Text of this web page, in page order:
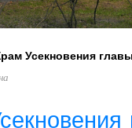
Усекновения